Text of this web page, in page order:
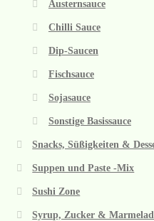
Austernsauce
Chilli Sauce
Dip-Saucen
Fischsauce
Sojasauce
Sonstige Basissauce
Snacks, Süßigkeiten &
Suppen und Paste -Mix
Sushi Zone
Syrup, Zucker &